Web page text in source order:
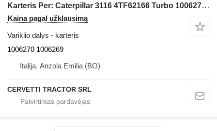
Karteris Per: Caterpillar 3116 4TF62166 Turbo 1006270 1006269 frontalinio krautuvo Caterpillar 928G IT28G
Kaina pagal užklausimą
Variklio dalys - karteris
1006270 1006269
Italija, Anzola Emilia (BO)
CERVETTI TRACTOR SRL